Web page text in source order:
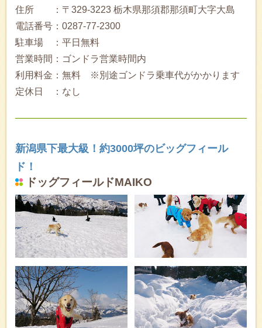
住所 ：〒329-3223 栃木県那須郡那須町大字大島
電話番号：0287-77-2300
駐車場 ：平日無料
営業時間：ゴンドラ営業時間内
利用料金：無料 ※別途ゴンドラ乗車代がかかります
定休日 ：なし
新潟県下最大級！約3000坪のビッグフィール
ド！
ドッグフィールドMAIKO